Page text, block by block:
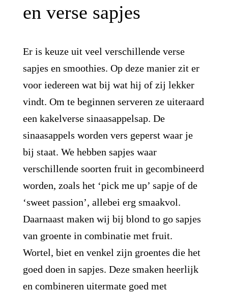
en verse sapjes
Er is keuze uit veel verschillende verse
sapjes en smoothies. Op deze manier zit er
voor iedereen wat bij wat hij of zij lekker
vindt. Om te beginnen serveren ze uiteraard
een kakelverse sinaasappelsap. De
sinaasappels worden vers geperst waar je
bij staat. We hebben sapjes waar
verschillende soorten fruit in gecombineerd
worden, zoals het ‘pick me up’ sapje of de
‘sweet passion’, allebei erg smaakvol.
Daarnaast maken wij bij blond to go sapjes
van groente in combinatie met fruit.
Wortel, biet en venkel zijn groentes die het
goed doen in sapjes. Deze smaken heerlijk
en combineren uitermate goed met